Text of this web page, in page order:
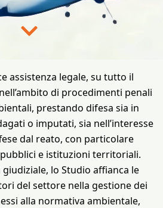
assistenza legale, su tutto il
di procedimenti penali
prestando difesa sia in
o imputati, sia nell’interesse
dal reato, con particolare
e istituzioni territoriali.
giudiziale, lo Studio affianca le
del settore nella gestione dei
alla normativa ambientale,